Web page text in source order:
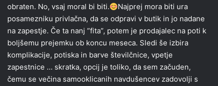
obraten. No, vsaj moral bi biti.
Najprej mora biti ura
posamezniku privlačna, da se odpravi v butik in jo nadane
na zapestje. Če ta nanj ”fita”, potem je prodajalec na poti k
boljšemu prejemku ob koncu meseca. Sledi še izbira
komplikacije, potiska in barve številčnice, vpetje
zapestnice … skratka, opcij je toliko, da sem začuden,
čemu se večina samooklicanih navdušencev zadovolji s